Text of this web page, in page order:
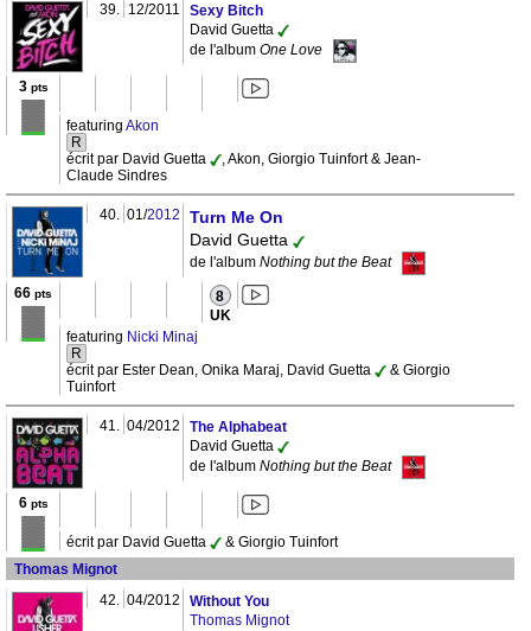
39. 12/2011
Sexy Bitch
David Guetta
de l'album One Love
3pts
featuring Akon
R
écrit par David Guetta
, Akon, Giorgio Tuinfort & Jean-
Claude Sindres
40. 01/2012
Turn Me On
David Guetta
de l'album Nothing but the Beat
66 pts 8
UK
featuring Nicki Minaj
R
écrit par Ester Dean, Onika Maraj, David Guetta
& Giorgio
Tuinfort
41. 04/2012
The Alphabeat
David Guetta
de l'album Nothing but the Beat
6pts
écrit par David Guetta
& Giorgio Tuinfort
Thomas Mignot
42. 04/2012
Without You
Thomas Mignot